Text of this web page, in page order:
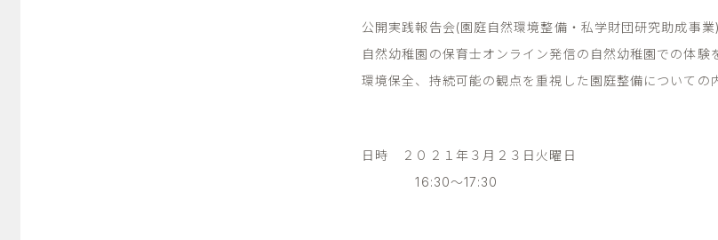
公開実践報告会(園庭自然環境整備・私学財団研究助成事業)
自然幼稚園の保育士オンライン発信の自然幼稚園での体験
環境保全、持続可能の観点を重視した園庭整備についての
日時 ２０２１年３月２３日火曜日
16:30～17:30